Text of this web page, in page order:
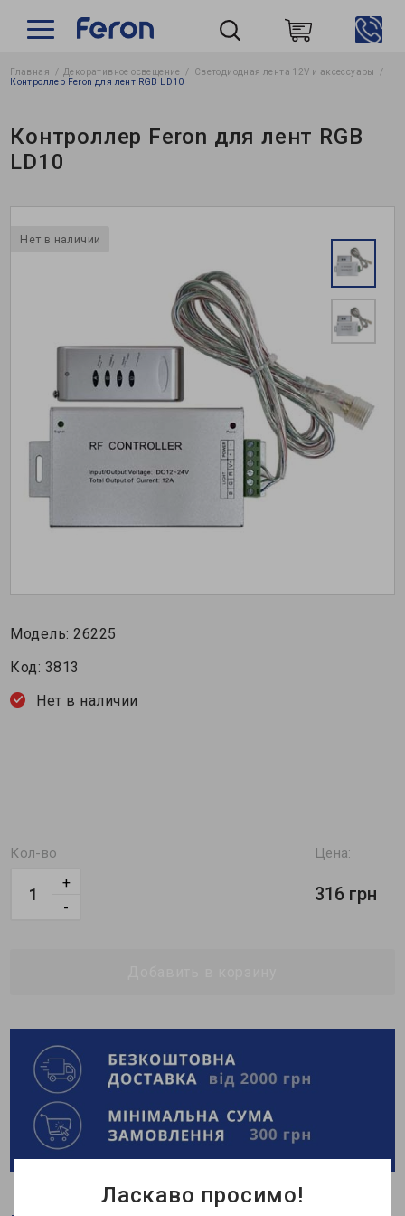
Пошук
Главная Декоративное освещение
Светодиодная лента 12V и аксессуары
Контроллер Feron для лент RGB LD10
Контроллер Feron для лент RGB
LD10
Нет в наличии
Модель:26225
Код: 3813
Нет в наличии
Кол-во
-
+
Цена:
316 грн
Ласкаво просимо!